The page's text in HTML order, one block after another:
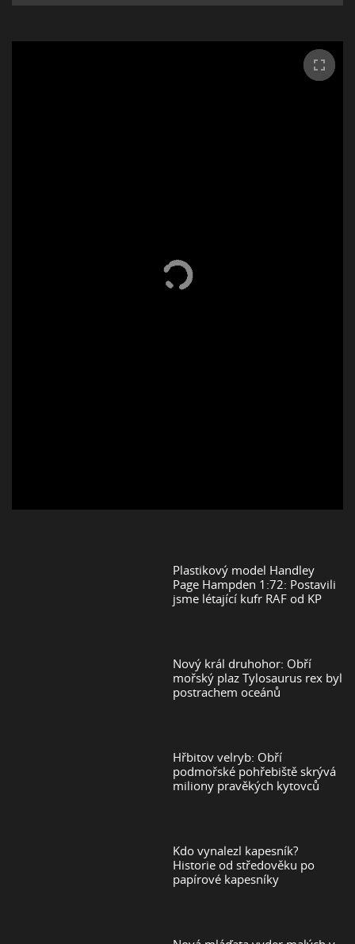
Plastikový model Handley
Page Hampden 1:72: Postavili
jsme létající kufr RAF od KP
Nový král druhohor: Obří
mořský plaz Tylosaurus rex byl
postrachem oceánů
Hřbitov velryb: Obří
podmořské pohřebiště skrývá
miliony pravěkých kytovců
Kdo vynalezl kapesník?
Historie od středověku po
papírové kapesníky